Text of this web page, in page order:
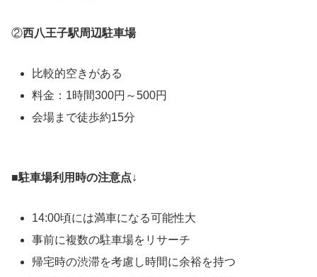
②西八王子駅周辺駐車場
比較的空きがある
料金：1時間300円～500円
会場まで徒歩約15分
■駐車場利用時の注意点↓
14:00頃には満車になる可能性大
事前に複数の駐車場をリサーチ
帰宅時の渋滞を考慮し時間に余裕を持つ